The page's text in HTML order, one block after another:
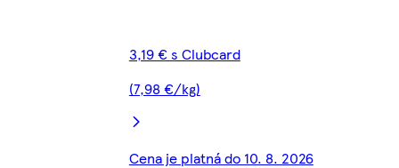
3,19 € s Clubcard
(7,98 €/kg)
Cena je platná do 10. 8. 2026